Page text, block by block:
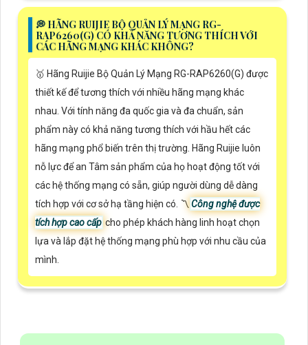
️💭 HÃNG RUIJIE BỘ QUẢN LÝ MẠNG RG-
RAP6260(G) CÓ KHẢ NĂNG TƯƠNG THÍCH VỚI
CÁC HÃNG MẠNG KHÁC KHÔNG?
🥇 Hãng Ruijie Bộ Quản Lý Mạng RG-RAP6260(G) được
thiết kế để tương thích với nhiều hãng mạng khác
nhau. Với tính năng đa quốc gia và đa chuẩn, sản
phẩm này có khả năng tương thích với hầu hết các
hãng mạng phổ biến trên thị trường. Hãng Ruijie luôn
nỗ lực để an Tâm sản phẩm của họ hoạt động tốt với
các hệ thống mạng có sẵn, giúp người dùng dễ dàng
tích hợp với cơ sở hạ tầng hiện có. 〽 Công nghệ được
tích hợp cao cấp cho phép khách hàng linh hoạt chọn
lựa và lắp đặt hệ thống mạng phù hợp với nhu cầu của
mình.